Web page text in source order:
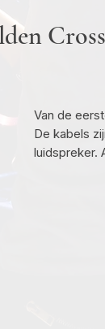
Van de
De kabels
luidspreker.